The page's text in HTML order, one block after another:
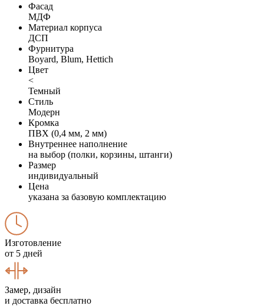
Фасад
МДФ
Материал корпуса
ДСП
Фурнитура
Boyard, Blum, Hettich
Цвет
<
Темный
Стиль
Модерн
Кромка
ПВХ (0,4 мм, 2 мм)
Внутреннее наполнение
на выбор (полки, корзины, штанги)
Размер
индивидуальный
Цена
указана за базовую комплектацию
Изготовление
от 5 дней
Замер, дизайн
и доставка бесплатно